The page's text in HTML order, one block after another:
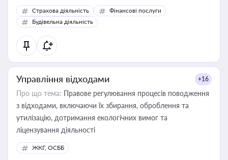
корисне для власника бізнесу, керівника, юриста або
бухгалтера під час оподаткування, приватизації, оренди
державного майна, корпоративних угод і перевірки
статусу суб'єктів оціночної діяльності
Страхова діяльність
Фінансові послуги
Будівельна діяльність
Управління відходами +16
Про що тема: Правове регулювання процесів поводження
з відходами, включаючи їх збирання, оброблення та
утилізацію, дотримання екологічних вимог та
ліцензування діяльності
ЖКГ, ОСББ